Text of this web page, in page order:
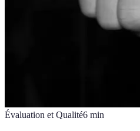
Évaluation et Qualité6 min